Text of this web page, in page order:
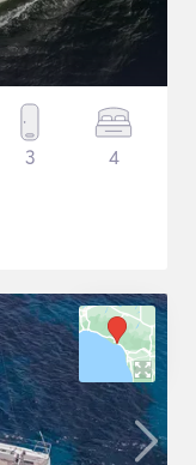
3 4